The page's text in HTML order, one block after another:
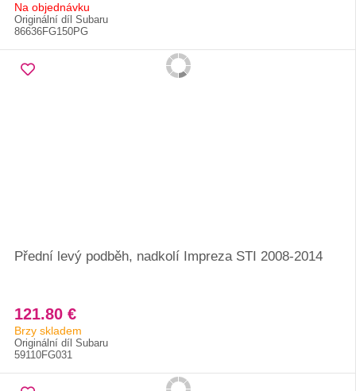
Na objednávku
Originální díl Subaru
86636FG150PG
Přední levý podběh, nadkolí Impreza STI 2008-2014
121.80 €
Brzy skladem
Originální díl Subaru
59110FG031